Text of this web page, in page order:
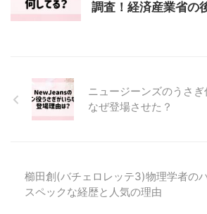
調査！経済産業省の
ニュージーンズのうさぎ
なぜ登場させた？
櫛田創(バチェロレッテ3)物理学者の
スペックな経歴と人気の理由